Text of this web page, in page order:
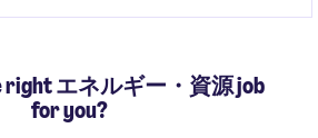
right エネルギー・資源 job
for you?